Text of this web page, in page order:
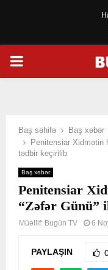
PRIMARY
Baş səhifə
Baş xəbər
Penitensiar Xidmətin
tədbir keçirilib
Baş xəbər
Penitensiar
“Zəfər Günü”
Müəllif: Bugün TV 6
PAYLAŞIN